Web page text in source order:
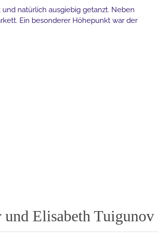
natürlich ausgiebig getanzt. Neben
Ein besonderer Höhepunkt war der
Elisabeth Tuigunov